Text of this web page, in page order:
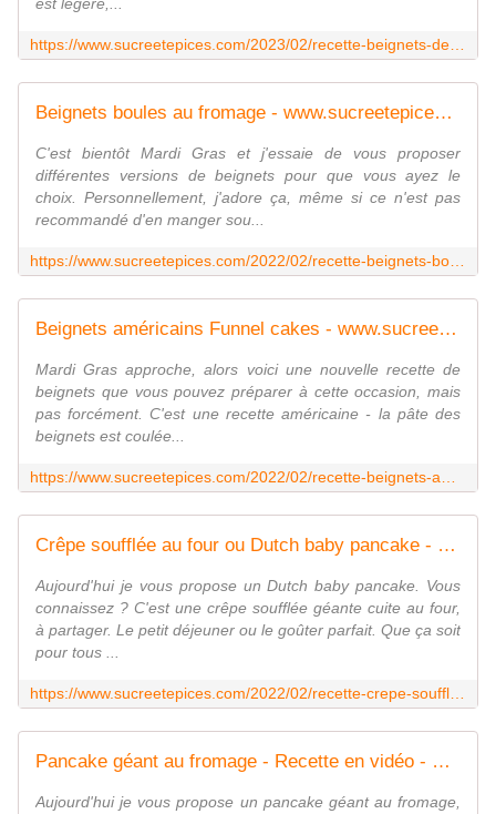
Beignets boules au fromage - www.sucreetepices.com
C'est bientôt Mardi Gras et j'essaie de vous proposer
différentes versions de beignets pour que vous ayez le
choix. Personnellement, j'adore ça, même si ce n'est pas
recommandé d'en manger sou...
Beignets américains Funnel cakes - www.sucreetepices.com
Mardi Gras approche, alors voici une nouvelle recette de
beignets que vous pouvez préparer à cette occasion, mais
pas forcément. C'est une recette américaine - la pâte des
beignets est coulée...
Crêpe soufflée au four ou Dutch baby pancake - Recette en vidéo - www.sucreetepices.com
Aujourd'hui je vous propose un Dutch baby pancake. Vous
connaissez ? C'est une crêpe soufflée géante cuite au four,
à partager. Le petit déjeuner ou le goûter parfait. Que ça soit
pour tous ...
Pancake géant au fromage - Recette en vidéo - www.sucreetepices.com
Aujourd'hui je vous propose un pancake géant au fromage,